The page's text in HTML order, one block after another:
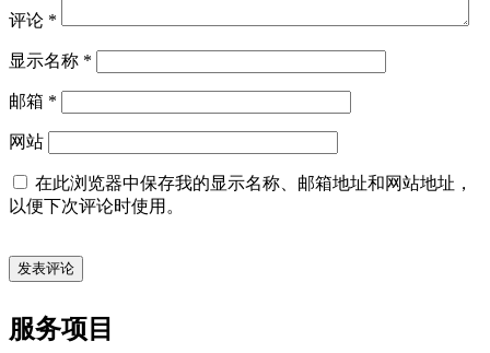
评论 *
显示名称 *
邮箱 *
网站
在此浏览器中保存我的显示名称、邮箱地址和网站地址，
以便下次评论时使用。
服务项目